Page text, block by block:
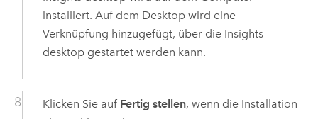
installiert. Auf dem Desktop wird eine
Verknüpfung hinzugefügt, über die Insights
desktopgestartet werden kann.
Klicken Sie auf Fertig stellen, wenn die Installation